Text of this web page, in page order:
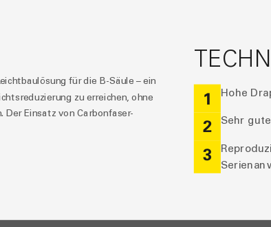
für die B-Säule – ein
zu erreichen, ohne
Der Einsatz von Carbonfaser-
1 Hohe
2 Sehr
3